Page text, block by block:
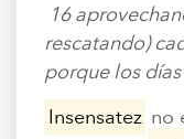
16
rescatando)
porque los
Insensatez no